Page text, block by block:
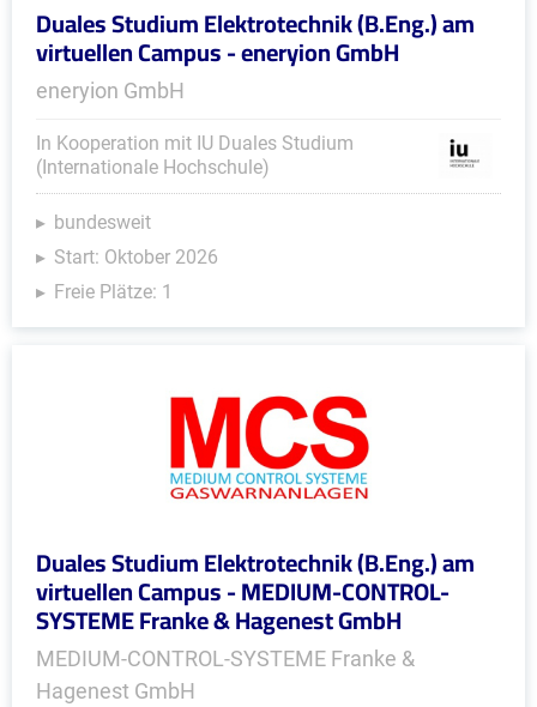
Duales Studium Elektrotechnik (B.Eng.) am
virtuellen Campus - eneryion GmbH
eneryion GmbH
In Kooperation mit IU Duales Studium
(Internationale Hochschule)
bundesweit
Start: Oktober 2026
Freie Plätze: 1
Duales Studium Elektrotechnik (B.Eng.) am
virtuellen Campus - MEDIUM-CONTROL-
SYSTEME Franke & Hagenest GmbH
MEDIUM-CONTROL-SYSTEME Franke &
Hagenest GmbH